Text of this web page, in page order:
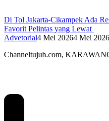
Di Tol Jakarta-Cikampek Ada
Favorit Pelintas yang Lewat
Advetorial4 Mei 20264 Mei 2026
Channeltujuh.com,